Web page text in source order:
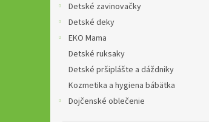
Detské zavinovačky
Detské deky
EKO Mama
Detské ruksaky
Detské pršiplášte a dáždniky
Kozmetika a hygiena bábätka
Dojčenské oblečenie